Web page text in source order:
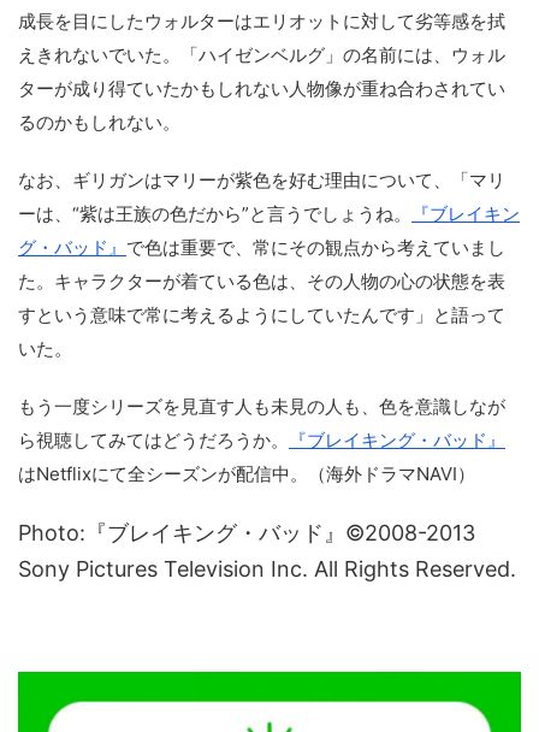
成長を目にしたウォルターはエリオットに対して劣等感を拭
えきれないでいた。「ハイゼンベルグ」の名前には、ウォル
ターが成り得ていたかもしれない人物像が重ね合わされてい
るのかもしれない。
なお、ギリガンはマリーが紫色を好む理由について、「マリ
ーは、“紫は王族の色だから”と言うでしょうね。
『ブレイキン
グ・バッド』 で色は重要で、常にその観点から考えていまし
た。キャラクターが着ている色は、その人物の心の状態を表
すという意味で常に考えるようにしていたんです」と語って
いた。
もう一度シリーズを見直す人も未見の人も、色を意識しなが
ら視聴してみてはどうだろうか。
『ブレイキング・バッド』
はNetflixにて全シーズンが配信中。（海外ドラマNAVI）
Photo:『ブレイキング・バッド』©2008-2013
Sony Pictures Television Inc. All Rights Reserved.